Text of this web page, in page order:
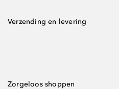
Verzending en levering
Zorgeloos shoppen